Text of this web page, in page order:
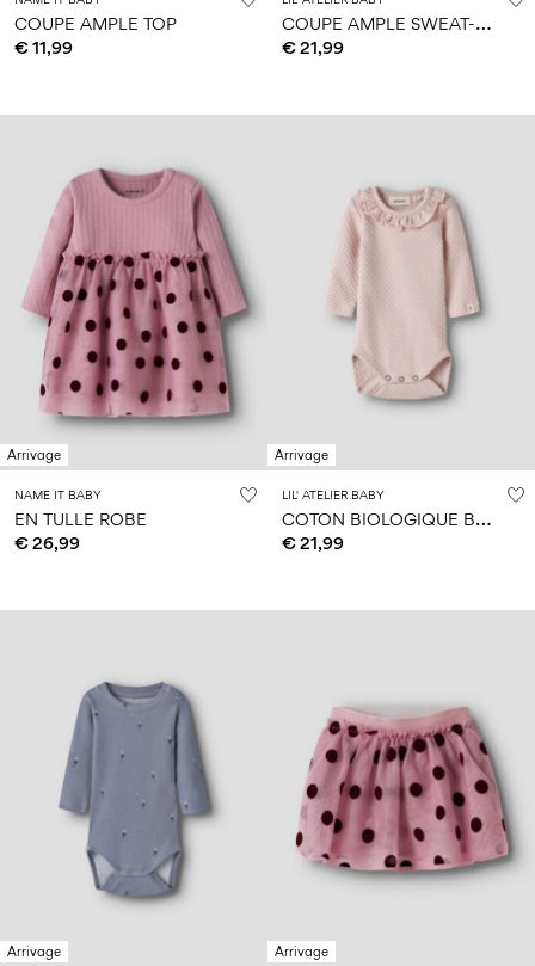
COUPE AMPLE TOP
€ 11,99
C
OUPE AMPLE SWEAT-SHIRT
€ 21,99
Arrivage
NAME IT BABY
EN TULLE ROBE
€ 26,99
Arrivage
LIL' ATELIER BABY
C
OTON BIOLOGIQUE BARBOTEUSE
€ 21,99
Arrivage Arrivage